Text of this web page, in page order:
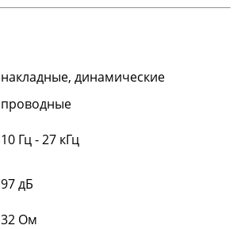
накладные, динамические
проводные
10 Гц - 27 кГц
97 дБ
32 Ом